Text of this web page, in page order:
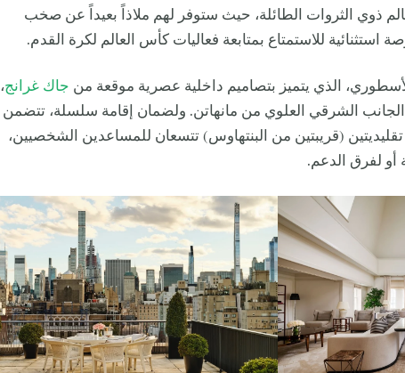
ذوي الثروات الطائلة، حيث ستوفر لهم ملاذاً بعيداً عن صخب
استثنائية للاستمتاع بمتابعة فعاليات كأس العالم لكرة القدم.
الذي يتميز بتصاميم داخلية عصرية موقعة من جاك غرانج،
الجانب الشرقي العلوي من مانهاتن. ولضمان إقامة سلسلة، تتضمن
(قريبتين من البنتهاوس) تتسعان للمساعدين الشخصيين،
أو لفرق الدعم.